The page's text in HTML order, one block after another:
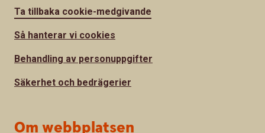
Ta tillbaka cookie-medgivande
Så hanterar vi cookies
Behandling av personuppgifter
Säkerhet och bedrägerier
Om webbplatsen